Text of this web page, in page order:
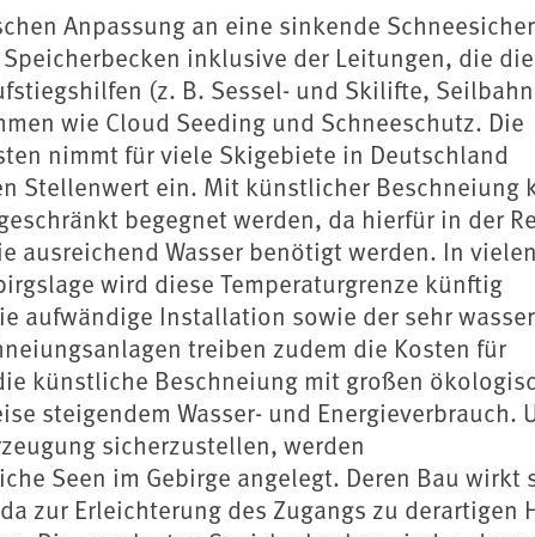
Anpassung an eine sinkende
inklusive der Leitungen, die
(z. B. Sessel- und Skilifte,
wie Cloud Seeding und Schneeschutz. Die
nimmt für viele Skigebiete in Deutschland
Stellenwert ein. Mit künstlicher Beschneiung
begegnet werden, da hierfür in der
ausreichend Wasser benötigt werden. In vielen
wird diese Temperaturgrenze künftig
aufwändige Installation sowie der sehr
treiben zudem die Kosten für
künstliche Beschneiung mit großen
steigendem Wasser- und Energieverbrauch.
sicherzustellen, werden
Seen im Gebirge angelegt. Deren Bau wirkt
zur Erleichterung des Zugangs zu derartigen